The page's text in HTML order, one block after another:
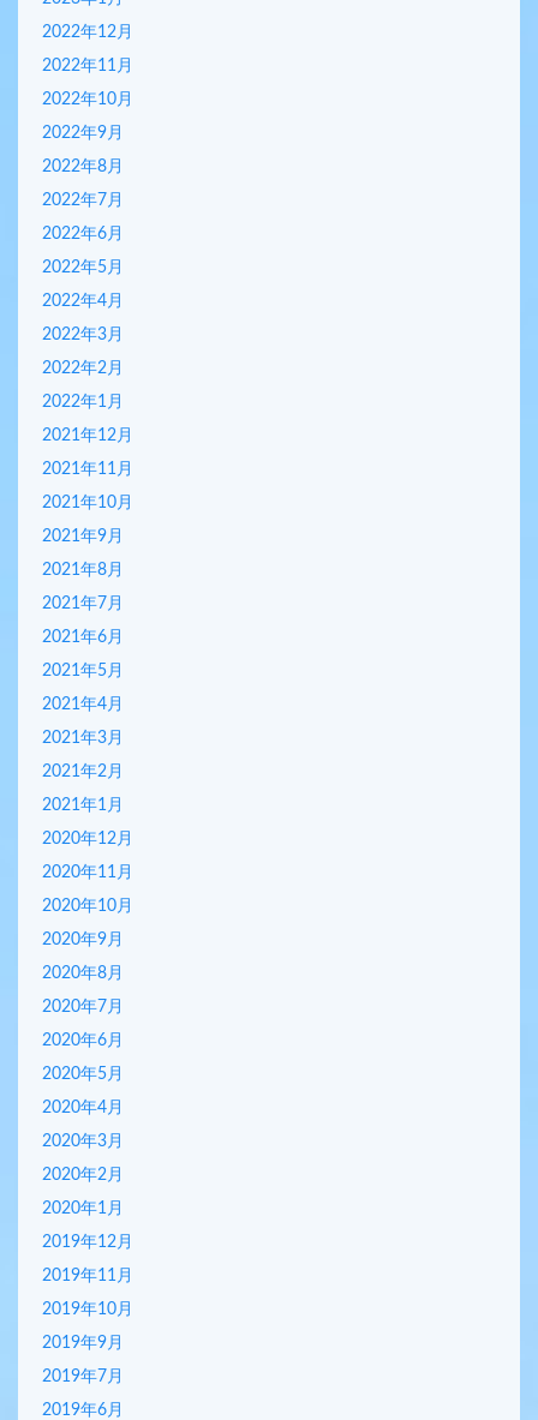
2022年12月
2022年11月
2022年10月
2022年9月
2022年8月
2022年7月
2022年6月
2022年5月
2022年4月
2022年3月
2022年2月
2022年1月
2021年12月
2021年11月
2021年10月
2021年9月
2021年8月
2021年7月
2021年6月
2021年5月
2021年4月
2021年3月
2021年2月
2021年1月
2020年12月
2020年11月
2020年10月
2020年9月
2020年8月
2020年7月
2020年6月
2020年5月
2020年4月
2020年3月
2020年2月
2020年1月
2019年12月
2019年11月
2019年10月
2019年9月
2019年7月
2019年6月